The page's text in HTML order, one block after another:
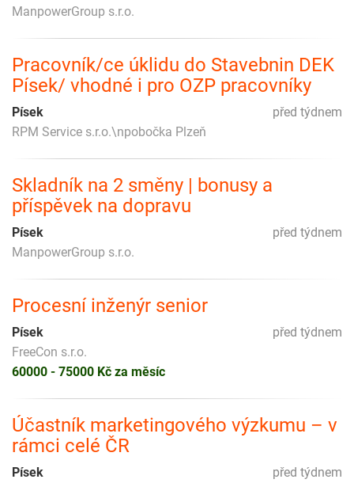
ManpowerGroup s.r.o.
Pracovník/ce úklidu do Stavebnin DEK
Písek/ vhodné i pro OZP pracovníky
před týdnem
Písek
RPM Service s.r.o.\npobočka Plzeň
Skladník na 2 směny | bonusy a
příspěvek na dopravu
před týdnem
Písek
ManpowerGroup s.r.o.
Procesní inženýr senior
před týdnem
Písek
FreeCon s.r.o.
60000 - 75000 Kč za měsíc
Účastník marketingového výzkumu – v
rámci celé ČR
před týdnem
Písek